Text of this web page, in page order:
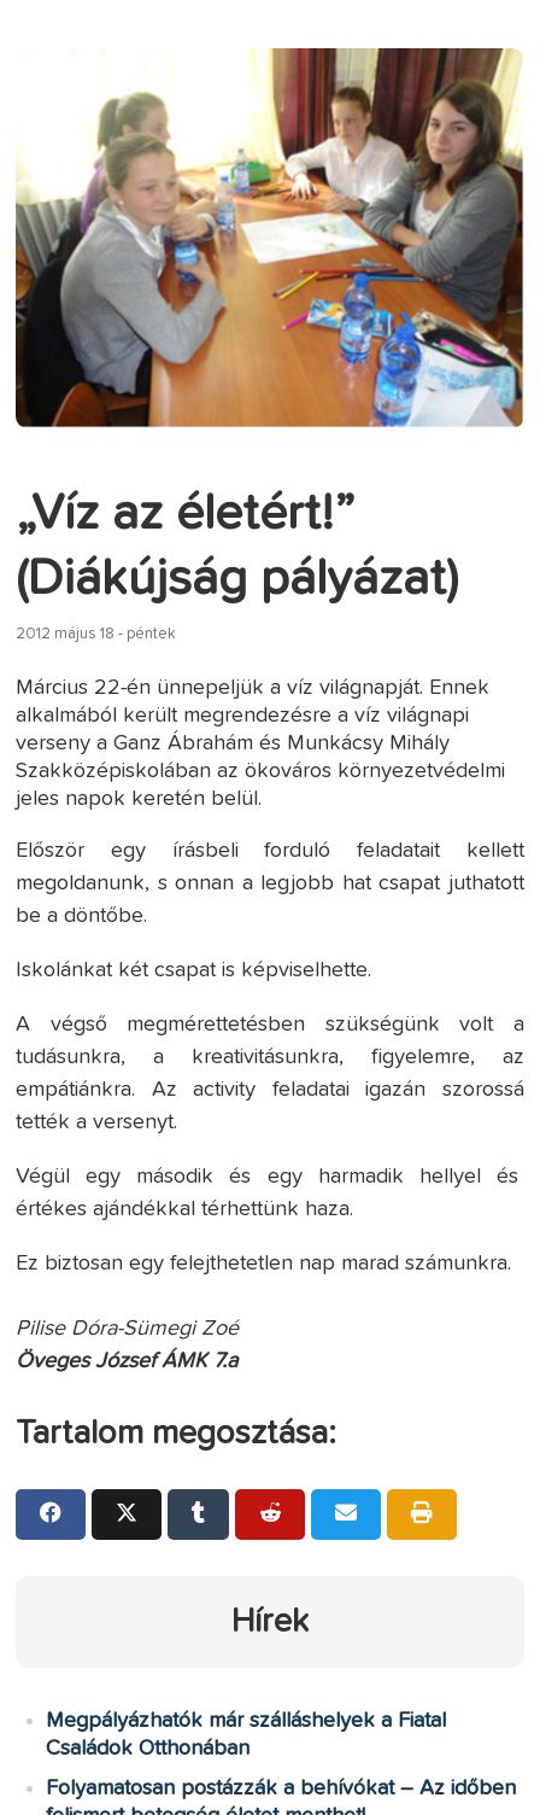
„Víz az életért!”
(Diákújság pályázat)
2012 május 18 - péntek
Március 22-én ünnepeljük a víz világnapját. Ennek
alkalmából került megrendezésre a víz világnapi
verseny a Ganz Ábrahám és Munkácsy Mihály
Szakközépiskolában az ökováros környezetvédelmi
jeles napok keretén belül.
Először egy írásbeli forduló feladatait kellett
megoldanunk, s onnan a legjobb hat csapat juthatott
be a döntőbe.
Iskolánkat két csapat is képviselhette.
A végső megmérettetésben szükségünk volt a
tudásunkra, a kreativitásunkra, figyelemre, az
empátiánkra. Az activity feladatai igazán szorossá
tették a versenyt.
Végül egy második és egy harmadik hellyel és
értékes ajándékkal térhettünk haza.
Ez biztosan egy felejthetetlen nap marad számunkra.
Pilise Dóra-Sümegi Zoé
Öveges József ÁMK 7.a
Tartalom megosztása:
Hírek
Megpályázhatók már szálláshelyek a Fiatal
Családok Otthonában
Folyamatosan postázzák a behívókat – Az időben